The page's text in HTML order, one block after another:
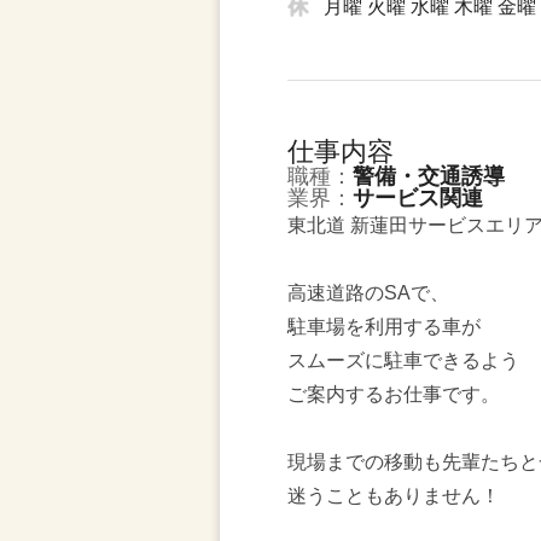
月曜 火曜 水曜 木曜 金曜
仕事内容
職種： 警備・交通誘導
業界： サービス関連
東北道 新蓮田サービスエリア
高速道路のSAで、
駐車場を利用する車が
スムーズに駐車できるよう
ご案内するお仕事です。
現場までの移動も先輩たち
迷うこともありません！